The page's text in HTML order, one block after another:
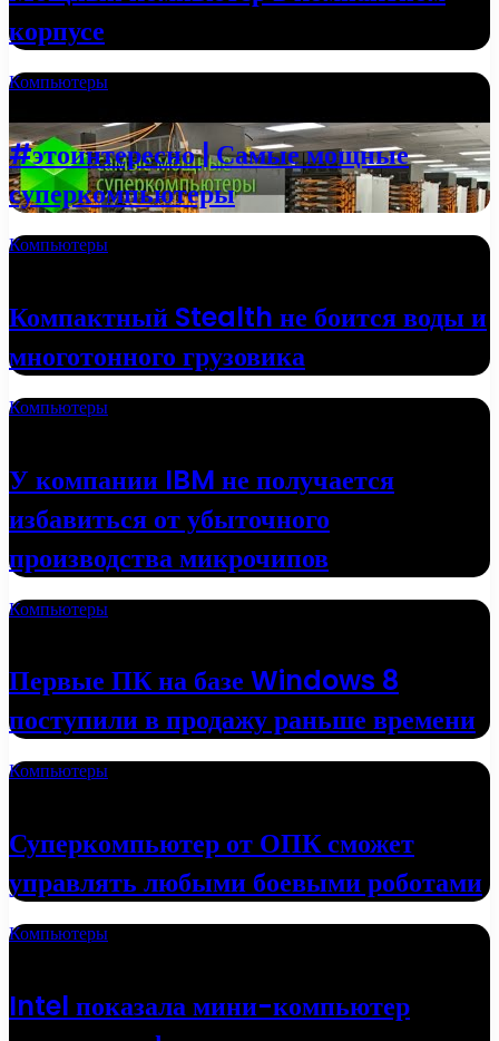
корпусе
Компьютеры
#этоинтересно | Самые мощные
суперкомпьютеры
Компьютеры
Компактный Stealth не боится воды и
многотонного грузовика
Компьютеры
У компании IBM не получается
избавиться от убыточного
производства микрочипов
Компьютеры
Первые ПК на базе Windows 8
поступили в продажу раньше времени
Компьютеры
Суперкомпьютер от ОПК сможет
управлять любыми боевыми роботами
Компьютеры
Intel показала мини-компьютер